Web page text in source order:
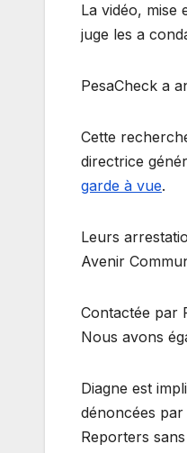
La vidéo, mise
juge les a
PesaCheck a
Cette
directrice
garde à vue.
Leurs
Avenir
Contactée par
Nous avons
Diagne est
dénoncées par
Reporters